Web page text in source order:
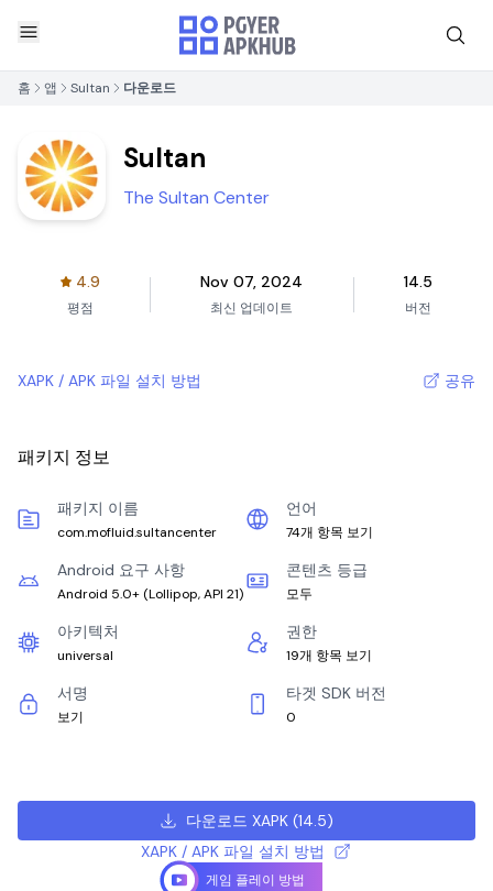
홈 앱 Sultan 다운로드
Sultan
The Sultan Center
4.9
평점
Nov 07, 2024
최신 업데이트
14.5
버전
XAPK / APK 파일 설치 방법 공유
패키지 정보
패키지 이름
com.mofluid.sultancenter
언어
74개 항목 보기
Android 요구 사항
Android 5.0+ (Lollipop, API 21)
콘텐츠 등급
모두
아키텍처
universal
권한
19개 항목 보기
서명
보기
타겟 SDK 버전
0
다운로드 XAPK(14.5)
XAPK / APK 파일 설치 방법
게임 플레이 방법